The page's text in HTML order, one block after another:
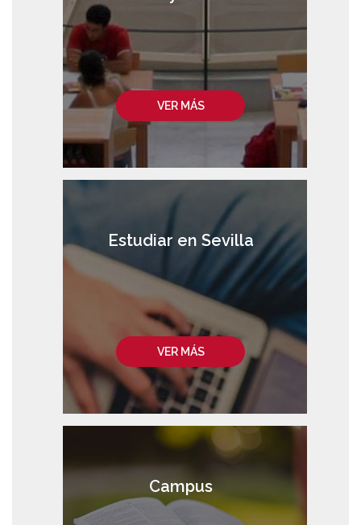
VER MÁS
VER MÁS
Estudiar en Sevilla
Campus